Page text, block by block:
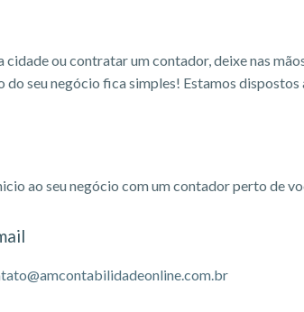
ou contratar um contador, deixe nas
do seu negócio fica simples! Estamos dispostos
ao seu negócio com um contador perto de